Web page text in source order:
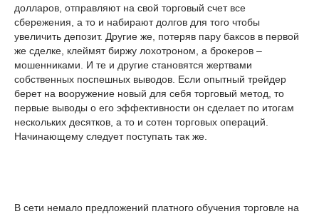
долларов, отправляют на свой торговый счет все
сбережения, а то и набирают долгов для того чтобы
увеличить депозит. Другие же, потеряв пару баксов в первой
же сделке, клеймят биржу лохотроном, а брокеров –
мошенниками. И те и другие становятся жертвами
собственных поспешных выводов. Если опытный трейдер
берет на вооружение новый для себя торговый метод, то
первые выводы о его эффективности он сделает по итогам
нескольких десятков, а то и сотен торговых операций.
Начинающему следует поступать так же.
В сети немало предложений платного обучения торговле на